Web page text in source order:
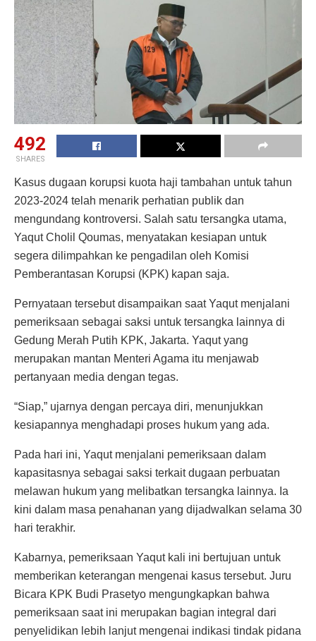
492
SHARES
Kasus dugaan korupsi kuota haji tambahan untuk tahun
2023-2024 telah menarik perhatian publik dan
mengundang kontroversi. Salah satu tersangka utama,
Yaqut Cholil Qoumas, menyatakan kesiapan untuk
segera dilimpahkan ke pengadilan oleh Komisi
Pemberantasan Korupsi (KPK) kapan saja.
Pernyataan tersebut disampaikan saat Yaqut menjalani
pemeriksaan sebagai saksi untuk tersangka lainnya di
Gedung Merah Putih KPK, Jakarta. Yaqut yang
merupakan mantan Menteri Agama itu menjawab
pertanyaan media dengan tegas.
“Siap,” ujarnya dengan percaya diri, menunjukkan
kesiapannya menghadapi proses hukum yang ada.
Pada hari ini, Yaqut menjalani pemeriksaan dalam
kapasitasnya sebagai saksi terkait dugaan perbuatan
melawan hukum yang melibatkan tersangka lainnya. Ia
kini dalam masa penahanan yang dijadwalkan selama 30
hari terakhir.
Kabarnya, pemeriksaan Yaqut kali ini bertujuan untuk
memberikan keterangan mengenai kasus tersebut. Juru
Bicara KPK Budi Prasetyo mengungkapkan bahwa
pemeriksaan saat ini merupakan bagian integral dari
penyelidikan lebih lanjut mengenai indikasi tindak pidana